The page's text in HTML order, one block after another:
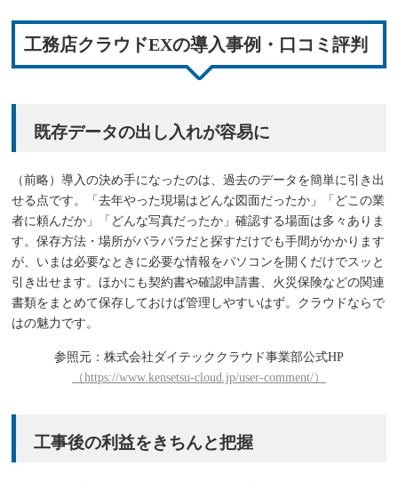
工務店クラウドEXの導入事例・口コミ評判
既存データの出し入れが容易に
（前略）導入の決め手になったのは、過去のデータを簡単に引き出
せる点です。「去年やった現場はどんな図面だったか」「どこの業
者に頼んだか」「どんな写真だったか」確認する場面は多々ありま
す。保存方法・場所がバラバラだと探すだけでも手間がかかります
が、いまは必要なときに必要な情報をパソコンを開くだけでスッと
引き出せます。ほかにも契約書や確認申請書、火災保険などの関連
書類をまとめて保存しておけば管理しやすいはず。クラウドならで
はの魅力です。
参照元：株式会社ダイテッククラウド事業部公式HP
（https://www.kensetsu-cloud.jp/user-comment/）
工事後の利益をきちんと把握